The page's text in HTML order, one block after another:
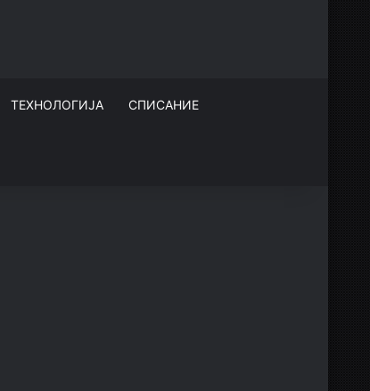
ТЕХНОЛОГИЈА СПИСАНИЕ